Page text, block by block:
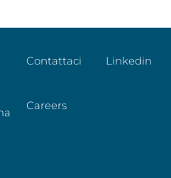
Contattaci
Careers
Linkedin